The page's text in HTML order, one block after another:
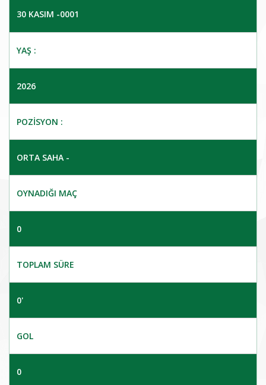
30 KASIM -0001
YAŞ :
2026
POZISYON :
ORTA SAHA -
OYNADIĞI MAÇ
0
TOPLAM SÜRE
0'
GOL
0